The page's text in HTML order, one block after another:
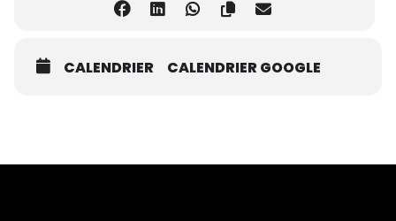
CALENDRIER CALENDRIER GOOGLE